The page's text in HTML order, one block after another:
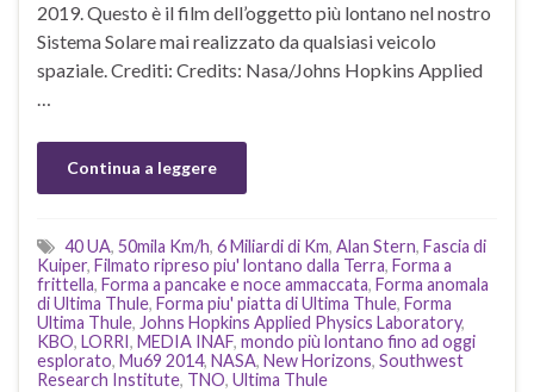
2019. Questo è il film dell’oggetto più lontano nel nostro
Sistema Solare mai realizzato da qualsiasi veicolo
spaziale. Crediti: Credits: Nasa/Johns Hopkins Applied
…
Continua a leggere
40 UA, 50mila Km/h, 6 Miliardi di Km, Alan Stern, Fascia di
Kuiper, Filmato ripreso piu' lontano dalla Terra, Forma a
frittella, Forma a pancake e noce ammaccata, Forma anomala
di Ultima Thule, Forma piu' piatta di Ultima Thule, Forma
Ultima Thule, Johns Hopkins Applied Physics Laboratory,
KBO, LORRI, MEDIA INAF, mondo più lontano fino ad oggi
esplorato, Mu69 2014, NASA, New Horizons, Southwest
Research Institute, TNO, Ultima Thule